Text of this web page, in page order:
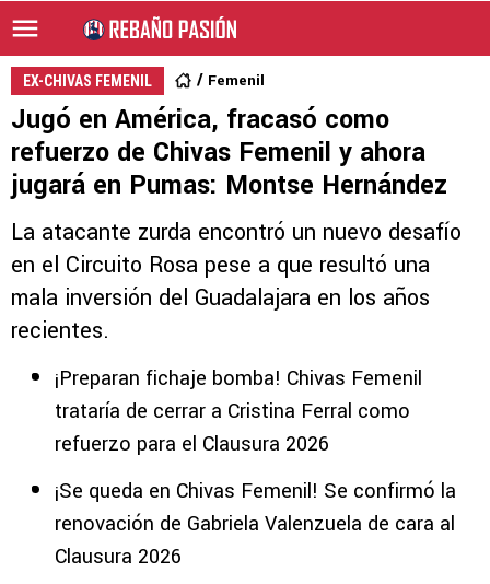
EX-CHIVAS FEMENIL Femenil
Jugó en América, fracasó como
refuerzo de Chivas Femenil y ahora
jugará en Pumas: Montse Hernández
La atacante zurda encontró un nuevo desafío
en el Circuito Rosa pese a que resultó una
mala inversión del Guadalajara en los años
recientes.
¡Preparan fichaje bomba! Chivas Femenil
trataría de cerrar a Cristina Ferral como
refuerzo para el Clausura 2026
¡Se queda en Chivas Femenil! Se confirmó la
renovación de Gabriela Valenzuela de cara al
Clausura 2026